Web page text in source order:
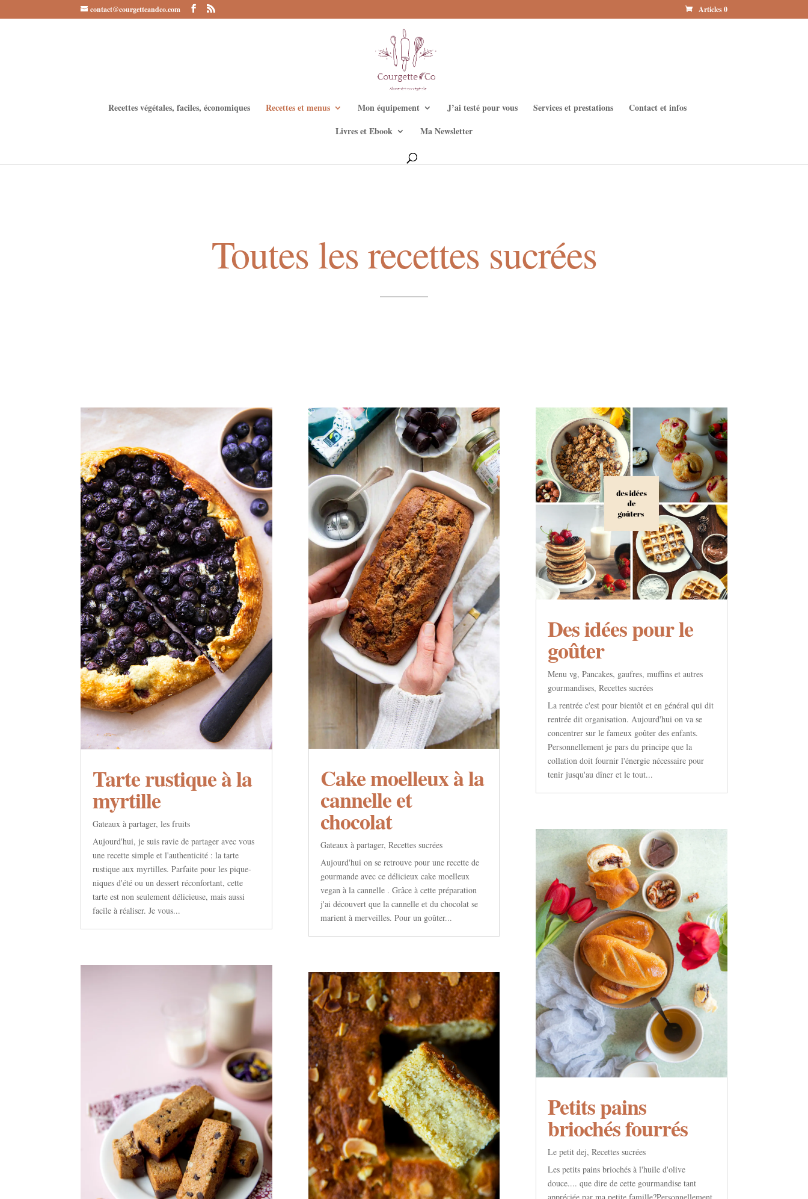
contact@courgetteandco.com Articles 0
Recettes végétales, faciles, économiques Recettes et menus Mon équipement J’ai testé pour vous Services et prestations
Contact et infos
Livres et Ebook
Ma Newsletter
Toutes les recettes sucrées
Tarte rustique à la
myrtille
Gateaux à partager,les fruits
Aujourd'hui, je suis ravie de partager avec vous
une recette simple et l'authenticité : la tarte
rustique aux myrtilles. Parfaite pour les pique-
niques d'été ou un dessert réconfortant, cette
tarte est non seulement délicieuse, mais aussi
facile à réaliser. Je vous...
Cake moelleux à la
cannelle et
chocolat
Gateaux à partager, Recettes sucrées
Aujourd'hui on se retrouve pour une recette de
gourmande avec ce délicieux cake moelleux
vegan à la cannelle . Grâce à cette préparation
j'ai découvert que la cannelle et du chocolat se
marient à merveilles. Pour un goûter...
Des idées pour le
goûter
Menu vg, Pancakes, gaufres, muffins et autres
gourmandises, Recettes sucrées
La rentrée c'est pour bientôt et en général qui dit
rentrée dit organisation. Aujourd'hui on va se
concentrer sur le fameux goûter des enfants.
Personnellement je pars du principe que la
collation doit fournir l'énergie nécessaire pour
tenir jusqu'au dîner et le tout...
Petits pains
briochés fourrés
Le petit dej, Recettes sucrées
Les petits pains briochés à l'huile d'olive
douce.... que dire de cette gourmandise tant
appréciée par ma petite famille?Personnellement